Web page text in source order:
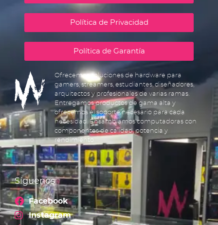
Política de Privacidad
Política de Garantía
Ofrecemos soluciones de hardware para
gamers, streamers, estudiantes, diseñadores,
arquitectos y profesionales de varias ramas.
Entregamos productos de gama alta y
ofrecemos el soporte necesario para cada
necesidad. Ensamblamos computadoras con
componentes de calidad, potencia y
rendimiento.
Síguenos
Facebook
Instagram